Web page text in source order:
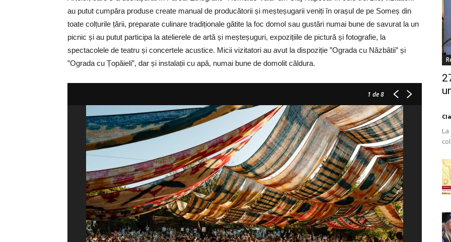
au putut cumpăra produse create manual de producătorii și meșteșugarii veniți în orașul de pe Someș din
toate colțurile țării, preparate culinare tradiționale gătite la foc domol sau gustări numai bune de savurat la un
picnic și au putut participa la atelierele de artă și meșteșuguri, expozițiile de pictură și fotografie, la
spectacolele de teatru și concertele acustice. Micii vizitatori au avut la dispoziție ”Ograda cu Năzbâtii” și
”Ograda cu Țopăieli”, dar și instalații cu apă, numai bune de domolit căldura.
1 de 8